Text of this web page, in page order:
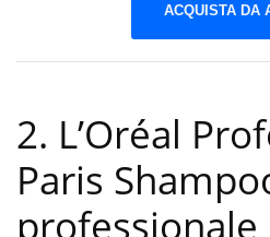
ACQUISTA DA
2. L’Oréal
Paris